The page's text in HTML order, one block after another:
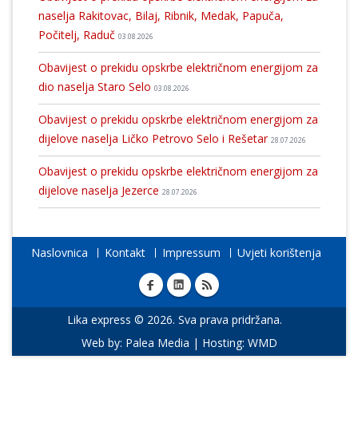
naselja Rakitovac, Bilaj, Ribnik, Medak, Papuča,
Počitelj, Raduč 03.08.2026
Obavijest o prekidu opskrbe električnom energijom za
dio naselja Staro Selo 03.08.2026
Obavijest o prekidu opskrbe električnom energijom za
dijelove naselja Ličko Petrovo Selo i Rešetar 28.07.2026
Obavijest o prekidu opskrbe električnom energijom za
dijelove naselja Jezerce 28.07.2026
Naslovnica Kontakt Impressum Uvjeti korištenja
Lika express © 2026. Sva prava pridržana.
Web by: Palea Media | Hosting: WMD